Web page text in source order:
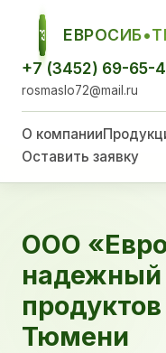
ЕСТ
+7 (3452) 69-65-
rosmaslo72@mail.ru
О компании
Оставить заявку
ООО
надежный
Тюмени